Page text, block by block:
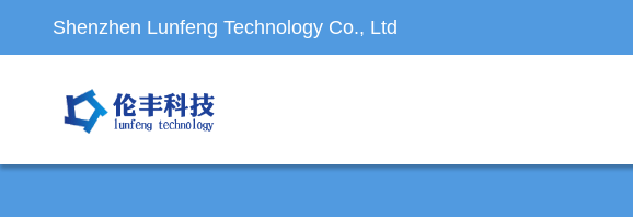
Shenzhen Lunfeng Technology Co., Ltd